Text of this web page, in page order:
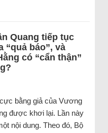
Quang tiếp tục
“quả báo”, và
có “cẩn thận”
bằng giả của Vương
được khơi lại. Lần này
nội dung. Theo đó, Bộ